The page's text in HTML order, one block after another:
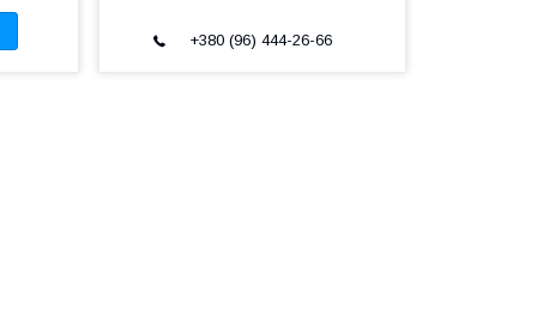
+380 (96) 444-26-66